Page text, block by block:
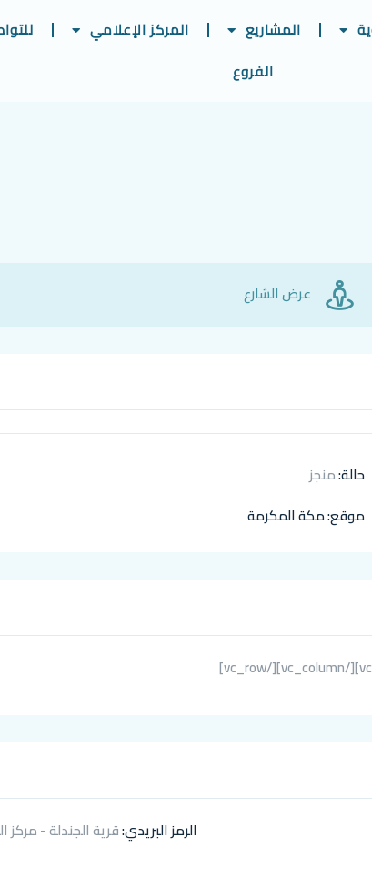
المشاريع المركز الإعلامي
الفروع
عرض الشارع
حالة:منجز
موقع:مكة المكرمة
الرمز البريدي:قرية الجندلة -